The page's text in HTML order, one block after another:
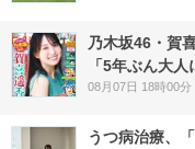
乃木坂46・賀
「5年ぶん大
08月07日 18時00分
うつ病治療、